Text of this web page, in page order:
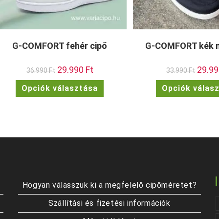
G-COMFORT fehér cipő
36.990Ft Original
price
was:
36.990 Ft.
29.990 FtCurrent
price
is:
29.990 Ft.
Opciók választása
terméknek
a
G-COMFORT kék
33.990Ft
price
was:
33.990
Opciók
Hogyan válasszuk ki a megfelelő cipőméretet?
Szállítási és fizetési információk